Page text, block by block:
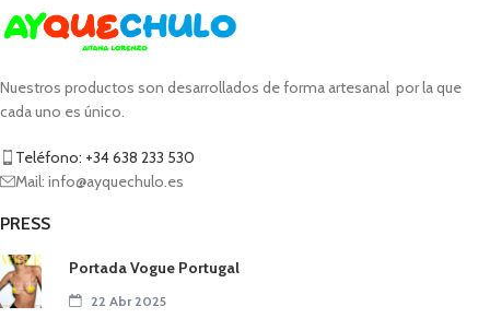
Nuestros productos son desarrollados de forma artesanal por la que
cada uno es único.
Teléfono: +34 638 233 530
Mail: info@ayquechulo.es
PRESS
Portada Vogue Portugal
22 Abr 2025